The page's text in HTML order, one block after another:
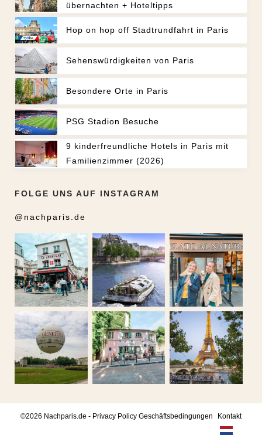
übernachten + Hoteltipps
Hop on hop off Stadtrundfahrt in Paris
Sehenswürdigkeiten von Paris
Besondere Orte in Paris
PSG Stadion Besuche
9 kinderfreundliche Hotels in Paris mit
Familienzimmer (2026)
FOLGE UNS AUF INSTAGRAM
@nachparis.de
©2026 Nachparis.de - Privacy Policy Geschäftsbedingungen Kontakt